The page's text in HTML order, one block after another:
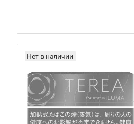
Нет в наличии